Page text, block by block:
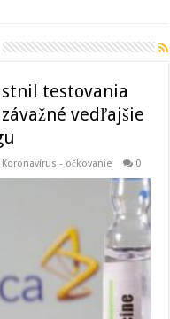
testovania
vedľajšie
Koronavírus - očkovanie 0